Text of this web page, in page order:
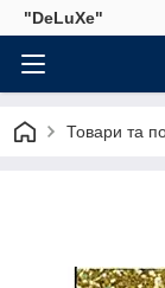
"DeLuХe"
Товари та